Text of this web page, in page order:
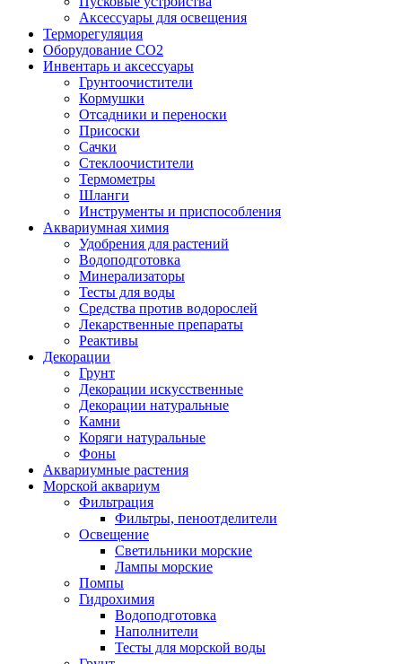
Аксессуары для освещения
Терморегуляция
Оборудование CO2
Инвентарь и аксессуары
Грунтоочистители
Кормушки
Отсадники и переноски
Присоски
Сачки
Стеклоочистители
Термометры
Шланги
Инструменты и приспособления
Аквариумная химия
Удобрения для растений
Водоподготовка
Минерализаторы
Тесты для воды
Средства против водорослей
Лекарственные препараты
Реактивы
Декорации
Грунт
Декорации искусственные
Декорации натуральные
Камни
Коряги натуральные
Фоны
Аквариумные растения
Морской аквариум
Фильтрация
Фильтры, пеноотделители
Освещение
Светильники морские
Лампы морские
Помпы
Гидрохимия
Водоподготовка
Наполнители
Тесты для морской воды